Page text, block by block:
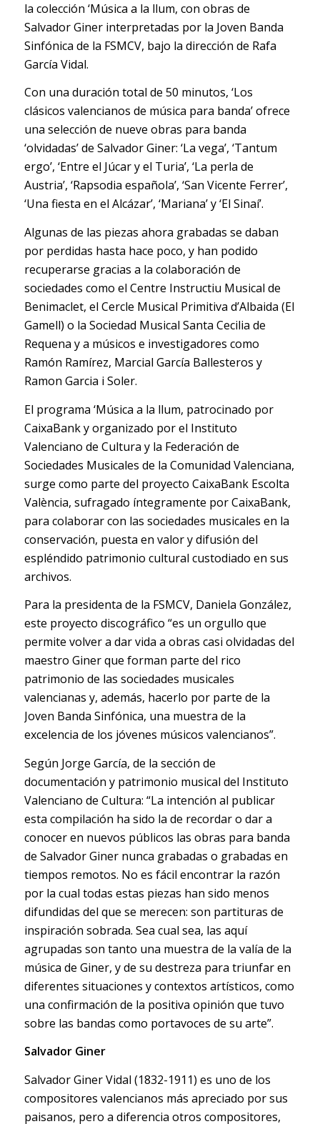
la colección ‘Música a la llum, con obras de
Salvador Giner interpretadas por la Joven Banda
Sinfónica de la FSMCV, bajo la dirección de Rafa
García Vidal.
Con una duración total de 50 minutos, ‘Los
clásicos valencianos de música para banda’ ofrece
una selección de nueve obras para banda
‘olvidadas’ de Salvador Giner: ‘La vega’, ‘Tantum
ergo’, ‘Entre el Júcar y el Turia’, ‘La perla de
Austria’, ‘Rapsodia española’, ‘San Vicente Ferrer’,
‘Una fiesta en el Alcázar’, ‘Mariana’ y ‘El Sinaí’.
Algunas de las piezas ahora grabadas se daban
por perdidas hasta hace poco, y han podido
recuperarse gracias a la colaboración de
sociedades como el Centre Instructiu Musical de
Benimaclet, el Cercle Musical Primitiva d’Albaida (El
Gamell) o la Sociedad Musical Santa Cecilia de
Requena y a músicos e investigadores como
Ramón Ramírez, Marcial García Ballesteros y
Ramon Garcia i Soler.
El programa ‘Música a la llum, patrocinado por
CaixaBank y organizado por el Instituto
Valenciano de Cultura y la Federación de
Sociedades Musicales de la Comunidad Valenciana,
surge como parte del proyecto CaixaBank Escolta
València, sufragado íntegramente por CaixaBank,
para colaborar con las sociedades musicales en la
conservación, puesta en valor y difusión del
espléndido patrimonio cultural custodiado en sus
archivos.
Para la presidenta de la FSMCV, Daniela González,
este proyecto discográfico “es un orgullo que
permite volver a dar vida a obras casi olvidadas del
maestro Giner que forman parte del rico
patrimonio de las sociedades musicales
valencianas y, además, hacerlo por parte de la
Joven Banda Sinfónica, una muestra de la
excelencia de los jóvenes músicos valencianos”.
Según Jorge García, de la sección de
documentación y patrimonio musical del Instituto
Valenciano de Cultura: “La intención al publicar
esta compilación ha sido la de recordar o dar a
conocer en nuevos públicos las obras para banda
de Salvador Giner nunca grabadas o grabadas en
tiempos remotos. No es fácil encontrar la razón
por la cual todas estas piezas han sido menos
difundidas del que se merecen: son partituras de
inspiración sobrada. Sea cual sea, las aquí
agrupadas son tanto una muestra de la valía de la
música de Giner, y de su destreza para triunfar en
diferentes situaciones y contextos artísticos, como
una confirmación de la positiva opinión que tuvo
sobre las bandas como portavoces de su arte”.
Salvador Giner
Salvador Giner Vidal (1832-1911) es uno de los
compositores valencianos más apreciado por sus
paisanos, pero a diferencia otros compositores,